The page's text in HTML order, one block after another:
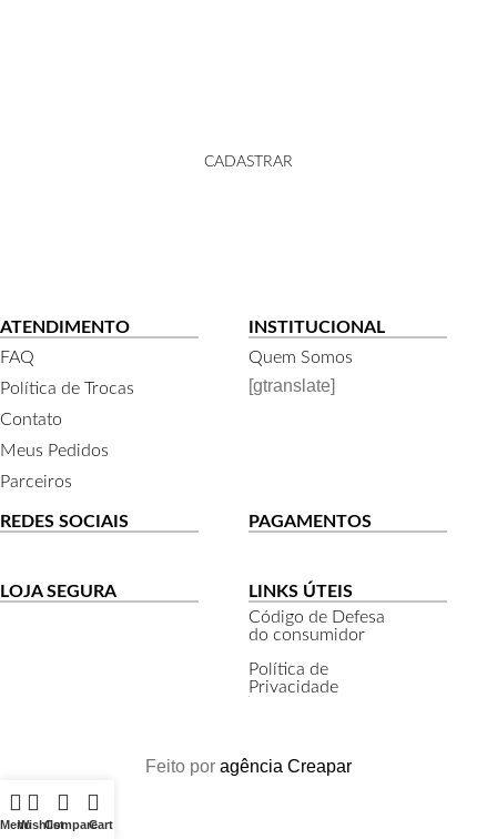
CADASTRAR
ATENDIMENTO
FAQ
Política de Trocas
Contato
Meus Pedidos
Parceiros
INSTITUCIONAL
Quem Somos
[gtranslate]
REDES SOCIAIS PAGAMENTOS
LOJA SEGURA
LINKS ÚTEIS
Código de Defesa
do consumidor
Política de
Privacidade
Feito por agência Creapar
MenuWishlistCompareCart